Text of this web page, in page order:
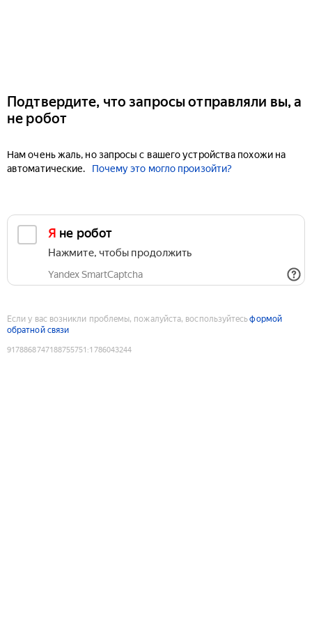
Подтвердите, что запросы отправляли вы, а
не робот
Нам очень жаль, но запросы с вашего устройства похожи на
автоматические.
Почему это могло произойти?
Я не робот
Нажмите, чтобы продолжить
Yandex SmartCaptcha
Если у вас возникли проблемы, пожалуйста, воспользуйтесьформой
обратной связи
9178868747188755751 :1786043244